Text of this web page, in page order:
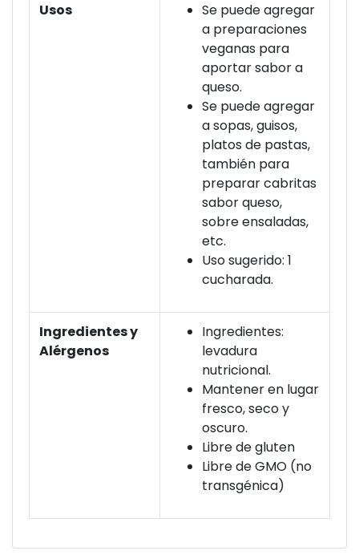
Usos
Se puede agregar
a preparaciones
veganas para
aportar sabor a
queso.
Se puede agregar
a sopas, guisos,
platos de pastas,
también para
preparar cabritas
sabor queso,
sobre ensaladas,
etc.
Uso sugerido: 1
cucharada.
Ingredientes y
Alérgenos
Ingredientes:
levadura
nutricional.
Mantener en lugar
fresco, seco y
oscuro.
Libre de gluten
Libre de GMO (no
transgénica)